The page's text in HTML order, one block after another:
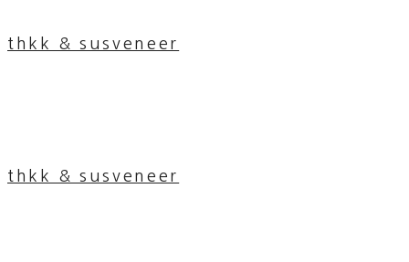
thkk & susveneer
thkk & susveneer